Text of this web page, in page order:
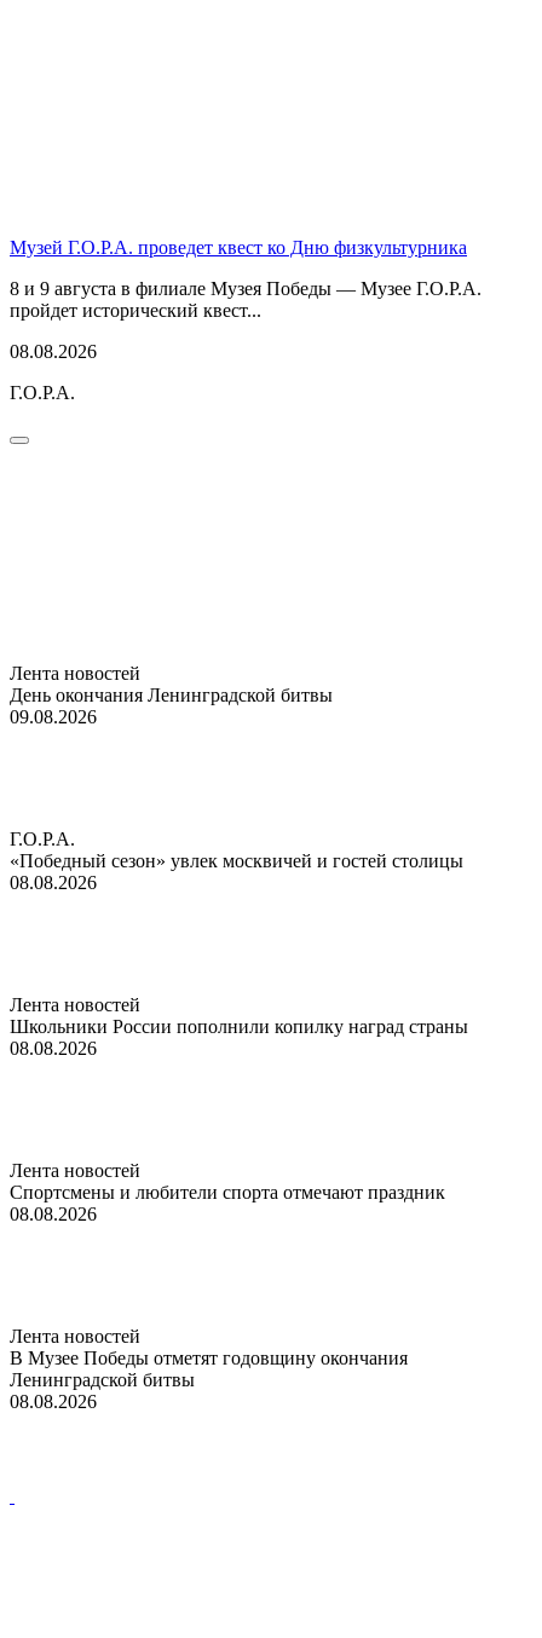
Музей Г.О.Р.А. проведет квест ко Дню физкультурника
8 и 9 августа в филиале Музея Победы — Музее Г.О.Р.А.
пройдет исторический квест...
08.08.2026
Г.О.Р.А.
Лента новостей
День окончания Ленинградской битвы
09.08.2026
Г.О.Р.А.
«Победный сезон» увлек москвичей и гостей столицы
08.08.2026
Лента новостей
Школьники России пополнили копилку наград страны
08.08.2026
Лента новостей
Спортсмены и любители спорта отмечают праздник
08.08.2026
Лента новостей
В Музее Победы отметят годовщину окончания
Ленинградской битвы
08.08.2026